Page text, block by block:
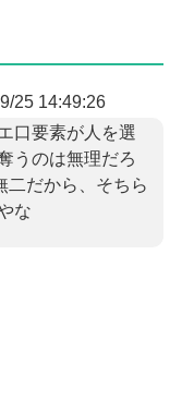
25 14:49:26
口要素が人を選
うのは無理だろ
二だから、そちら
な